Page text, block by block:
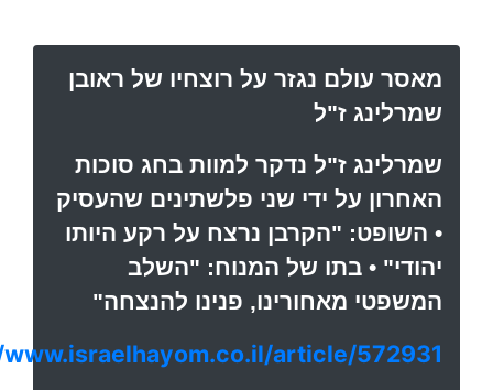
מאסר עולם נגזר על רוצחיו של ראובן
שמרלינג ז"ל
שמרלינג ז"ל נדקר למוות בחג סוכות
האחרון על ידי שני פלשתינים שהעסיק
• השופט: "הקרבן נרצח על רקע היותו
יהודי" • בתו של המנוח: "השלב
המשפטי מאחורינו, פנינו להנצחה"
article/572931